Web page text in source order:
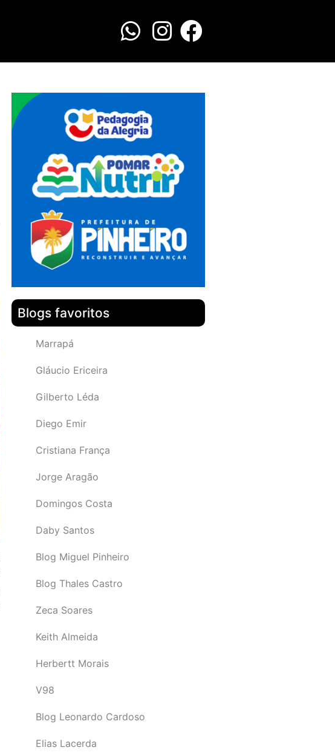
Blogs favoritos
Marrapá
Gláucio Ericeira
Gilberto Léda
Diego Emir
Cristiana França
Jorge Aragão
Domingos Costa
Daby Santos
Blog Miguel Pinheiro
Blog Thales Castro
Zeca Soares
Keith Almeida
Herbertt Morais
V98
Blog Leonardo Cardoso
Elias Lacerda